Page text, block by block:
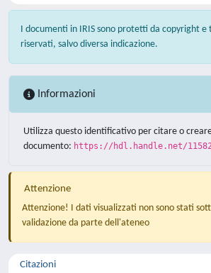
I documenti in IRIS sono protetti da copyright
riservati, salvo diversa indicazione.
Informazioni
Utilizza questo identificativo per citare o
documento: https://hdl.handle.net/
Attenzione
Attenzione! I dati visualizzati non sono stati
validazione da parte dell'ateneo
Citazioni